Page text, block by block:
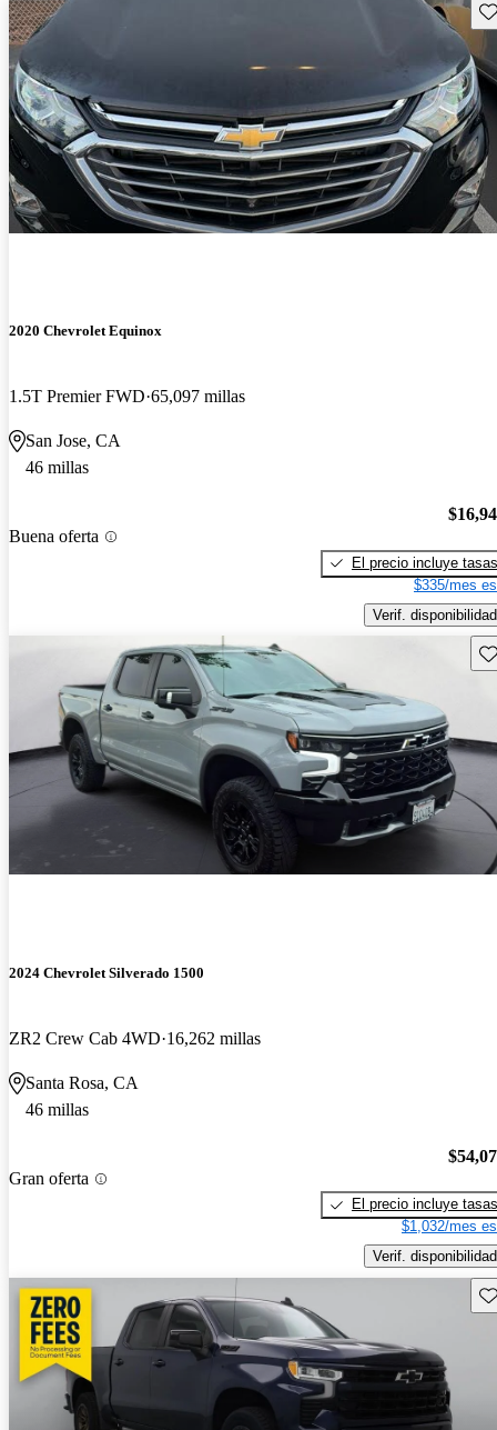
2020 Chevrolet Equinox
1.5T Premier FWD 65,097 millas
San Jose, CA
46 millas
Buena oferta
El precio incluye tasas
$335/mes
Verif. disponibilidad
2024 Chevrolet Silverado 1500
ZR2 Crew Cab 4WD 16,262 millas
Santa Rosa, CA
46 millas
Gran oferta
El precio incluye tasas
$1,032/mes
Verif. disponibilidad